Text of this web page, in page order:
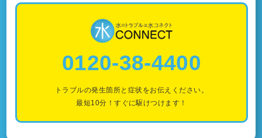
0120-38-4400
トラブルの発生箇所と症状をお伝えください。
最短10分！すぐに駆けつけます！